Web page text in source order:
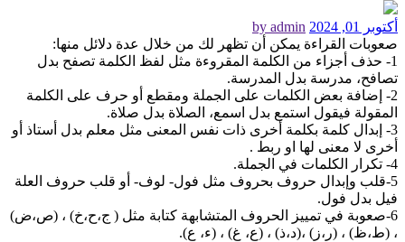
أكتوبر 01, 2024
by admin
صعوبات القراءة يمكن أن تظهر لك من خلال عدة دلائل منها:
1- حذف أجزاء من الكلمة المقروءة مثل لفظ الكلمة تصفح بدل
تصافح، مدرسة بدل المدرسة.
2- إضافة بعض الكلمات على الجملة ومقطع أو حرف على الكلمة
المقولة فيقول استمع بدل اسمع، الصلاة بدل صلاة.
3- إبدال كلمة بكلمة أخرى ذات نفس المعنى مثل معلم بدل أستاذ أو
أخرى لا معنى لها او ربط .
4- تكرار الكلمات في الجملة.
5-قلب وإبدال حروف بحروف مثل فول- لوف- أو قلب حروف العلة
فيل بدل فول.
6-صعوبة في تمييز الحروف المتشابهة كتابة مثل ( ج،ح،خ) ، (ص،ض)
، (ط،ظ) ، (ر،ز) ،(د،ذ) ، (ع، غ) ، (ء، ع).